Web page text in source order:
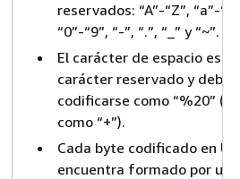
reservados: “A”-“Z”, “a”-
“0”-“9”, “-”, “.”, “_” y “~”.
El carácter de espacio es un
carácter reservado y debe
codificarse como “%20” (y
como “+”).
Cada byte codificado en
encuentra formado por un